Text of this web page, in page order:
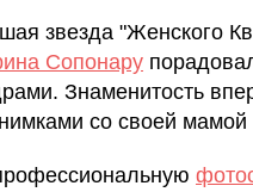
звезда "Женского
Сопонару
Знаменитость
со своей